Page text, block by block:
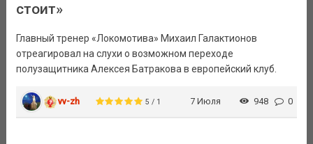
стоит»
Главный тренер «Локомотива» Михаил Галактионов
отреагировал на слухи о возможном переходе
полузащитника Алексея Батракова в европейский клуб.
vv-zh 5 / 1 7 Июля 948 0